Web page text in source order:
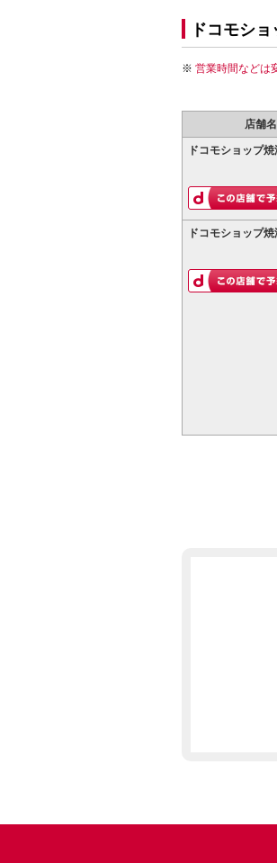
ドコモシ
営業時間などは
店舗名
ドコモショップ
ドコモショップ